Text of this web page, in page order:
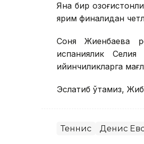
Яна бир
ярим финалидан
Соня Жиенбаева
испаниялик
қийинчиликларга
Эслатиб ўтамиз,
Теннис Денис